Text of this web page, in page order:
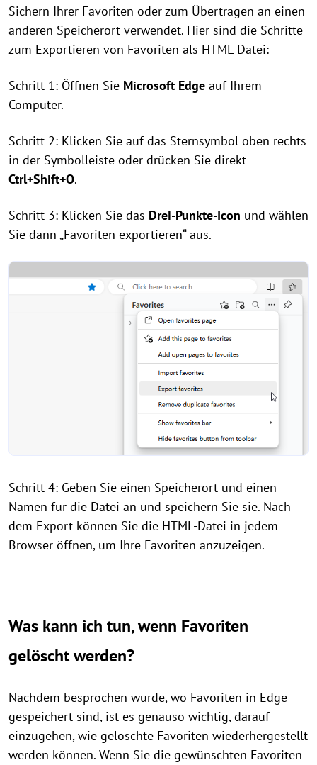
Sichern Ihrer Favoriten oder zum Übertragen an einen
anderen Speicherort verwendet. Hier sind die Schritte
zum Exportieren von Favoriten als HTML-Datei:
Schritt 1: Öffnen Sie Microsoft Edge auf Ihrem
Computer.
Schritt 2: Klicken Sie auf das Sternsymbol oben rechts
in der Symbolleiste oder drücken Sie direkt
Ctrl+Shift+O.
Schritt 3: Klicken Sie das Drei-Punkte-Icon und wählen
Sie dann „Favoriten exportieren“ aus.
Schritt 4: Geben Sie einen Speicherort und einen
Namen für die Datei an und speichern Sie sie. Nach
dem Export können Sie die HTML-Datei in jedem
Browser öffnen, um Ihre Favoriten anzuzeigen.
Was kann ich tun, wenn Favoriten
gelöscht werden?
Nachdem besprochen wurde, wo Favoriten in Edge
gespeichert sind, ist es genauso wichtig, darauf
einzugehen, wie gelöschte Favoriten wiederhergestellt
werden können. Wenn Sie die gewünschten Favoriten